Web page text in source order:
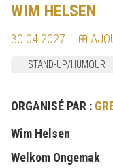
WIM HELSEN
30.04.2027
STAND-UP/HUMOUR
ORGANISÉ PAR :
Wim Helsen
Welkom Ongemak